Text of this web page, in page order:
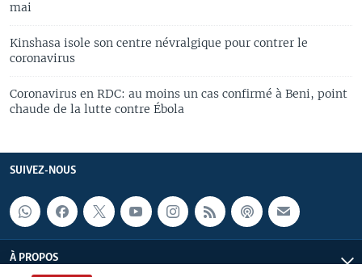
mai
Kinshasa isole son centre névralgique pour contrer le
coronavirus
Coronavirus en RDC: au moins un cas confirmé à Beni, point
chaude de la lutte contre Ébola
SUIVEZ-NOUS
À PROPOS